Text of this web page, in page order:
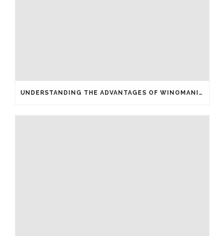
UNDERSTANDING THE ADVANTAGES OF WINOMANIA CASINO FREE SPINS